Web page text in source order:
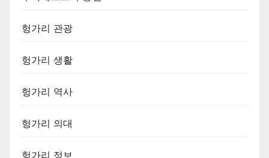
헝가리 관광
헝가리 생활
헝가리 역사
헝가리 의대
헝가리 정보